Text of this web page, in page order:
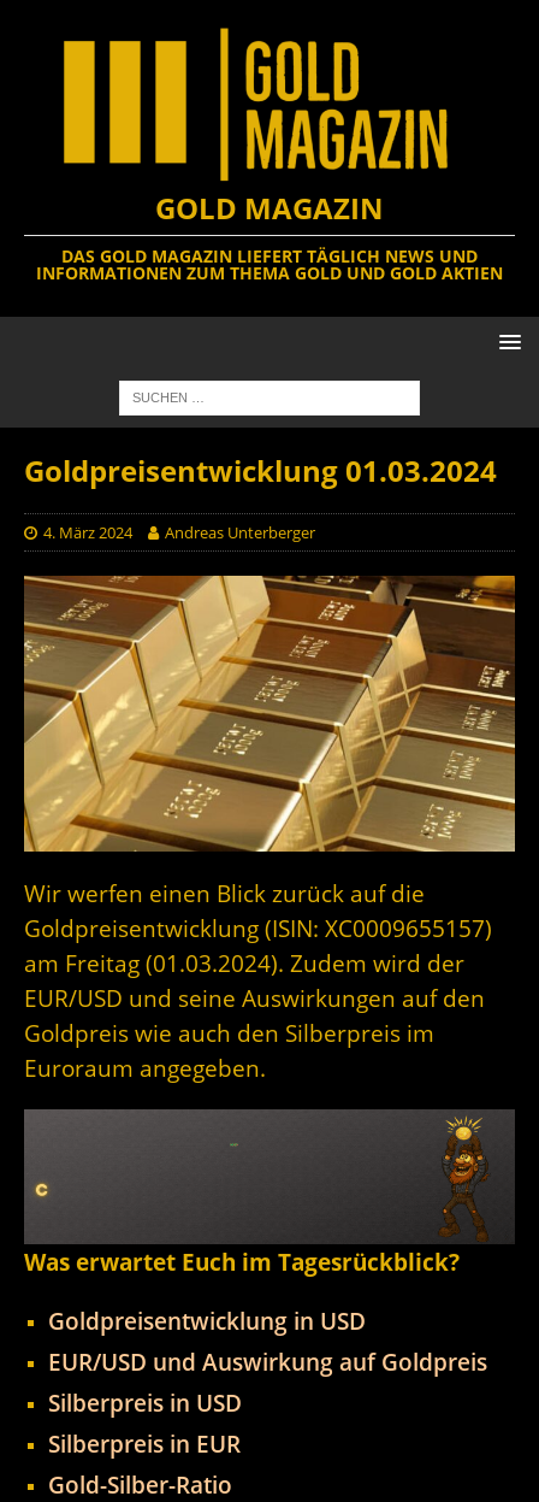
GOLD MAGAZIN
DAS GOLD MAGAZIN LIEFERT TÄGLICH NEWS UND
INFORMATIONEN ZUM THEMA GOLD UND GOLD AKTIEN
Goldpreisentwicklung 01.03.2024
4. März 2024 Andreas Unterberger
Wir werfen einen Blick zurück auf die
Goldpreisentwicklung (ISIN: XC0009655157)
am Freitag (01.03.2024). Zudem wird der
EUR/USD und seine Auswirkungen auf den
Goldpreis wie auch den Silberpreis im
Euroraum angegeben.
Was erwartet Euch im Tagesrückblick?
Goldpreisentwicklung in USD
EUR/USD und Auswirkung auf Goldpreis
Silberpreis in USD
Silberpreis in EUR
Gold-Silber-Ratio